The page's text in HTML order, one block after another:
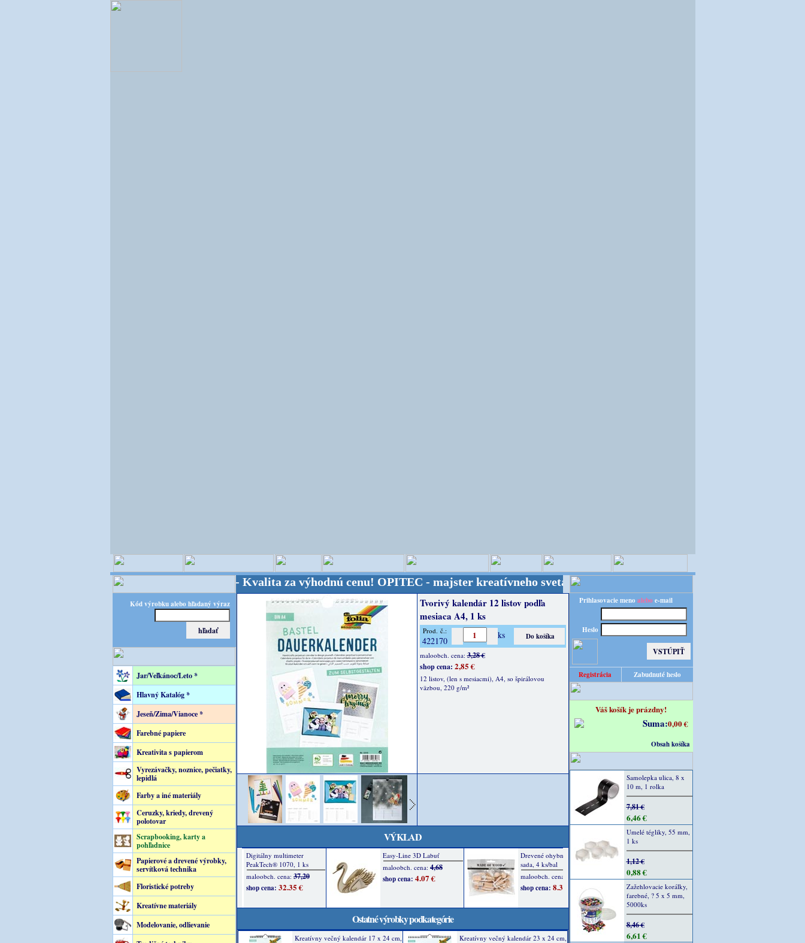
Kód výrobku alebo hľadaný výraz
Jar/Veľkánoc/Leto *
Hlavný Katalóg *
Jeseň/Zima/Vianoce *
Farebné papiere
Kreativita s papierom
Vyrezávačky, noznice, pečiatky,
lepidlá
Farby a iné materiály
Ceruzky, kriedy, drevený
polotovar
Scrapbooking, karty a
pohľadnice
Papierové a drevené výrobky,
servítková technika
Floristické potreby
Kreatívne materiály
Modelovanie, odlievanie
OPITEC - majster kreatívneho sveta - Kvalita za výhodnú cenu! OPITEC - majster kreatívneho sveta - Kvalita za výhodnú cenu!
Tvorivý kalendár 12 listov podľa
mesiaca A4, 1 ks
Prod. č.:
422170
ks
maloobch. cena:3,28 €
shop cena: 2,85 €
12 listov, (len s mesiacmi), A4, so špirálovou
väzbou, 220 g/m²
VÝKLAD
Ostatné výrobky podkategórie
Kreatívny večný kalendár 17 x 24 cm,
Kreatívny večný kalendár 23 x 24 cm,
Prihlasovacie meno alebo e-mail
Heslo
Registrácia Zabudnuté heslo
Váš košík je prázdny!
Suma:0,00 €
Obsah košíka
Samolepka ulica, 8 x
10 m, 1 rolka
7,81 €
6,46 €
Umelé tégliky, 55 mm,
1 ks
1,12 €
0,88 €
Zažehlovacie korálky,
farebné, ? 5 x 5 mm,
5000ks
8,46 €
6,61 €